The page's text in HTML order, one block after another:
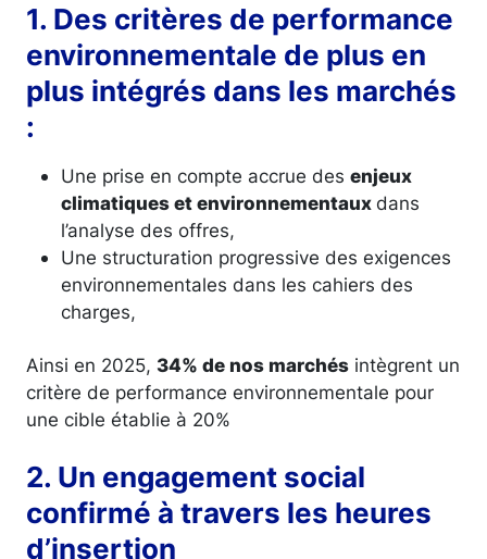
1. Des critères de performance
environnementale de plus en
plus intégrés dans les marchés
:
Une prise en compte accrue des enjeux
climatiques et environnementaux dans
l’analyse des offres,
Une structuration progressive des exigences
environnementales dans les cahiers des
charges,
Ainsi en 2025, 34% de nos marchés intègrent un
critère de performance environnementale pour
une cible établie à 20%
2. Un engagement social
confirmé à travers les heures
d’insertion